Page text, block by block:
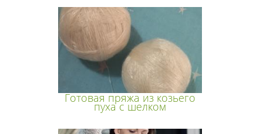
Готовая пряжа из козьего
пуха с шелком